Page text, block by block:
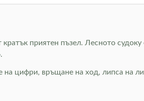
кратък приятен пъзел. Лесното
цифри, връщане на ход, липса на